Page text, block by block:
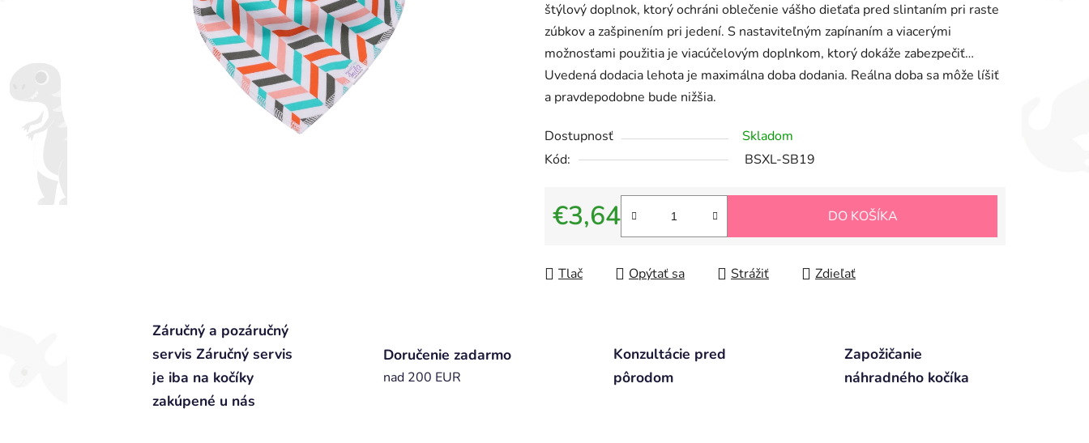
štýlový doplnok, ktorý ochráni oblečenie vášho dieťaťa pred slintaním pri raste
zúbkov a zašpinením pri jedení. S nastaviteľným zapínaním a viacerými
možnosťami použitia je viacúčelovým doplnkom, ktorý dokáže zabezpečiť…
Uvedená dodacia lehota je maximálna doba dodania. Reálna doba sa môže líšiť
a pravdepodobne bude nižšia.
Dostupnosť
Skladom
Kód:
BSXL-SB19
€3,64
Jednotková cena:
DO KOŠÍKA
Tlač Opýtať sa Strážiť Zdieľať
Záručný a pozáručný
servis Záručný servis
je iba na kočíky
zakúpené u nás
Doručenie zadarmo
nad 200 EUR
Konzultácie pred
pôrodom
Zapožičanie
náhradného kočíka